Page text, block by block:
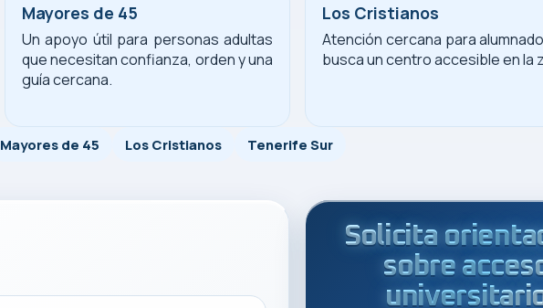
Mayores de 45
Un apoyo útil para personas adultas
que necesitan confianza, orden y una
guía cercana.
Los Cristianos
Atención cercana para
busca un centro accesible en la
Mayores de 45 Los Cristianos Tenerife Sur
Solicita
sobre